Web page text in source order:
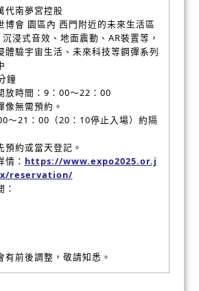
代南夢宮控股
博會 園區內 西門附近的未來生活區
浸式音效、地面震動、AR裝置等，
體驗宇宙生活、未來科技等鋼彈系列
鐘
放時間：9：00～22：00
像無需預約。
～21：00（20：10停止入場）約隔
預約或當天登記。
情： https://www.expo2025.or.j
reservation/
有前後調整，敬請知悉。